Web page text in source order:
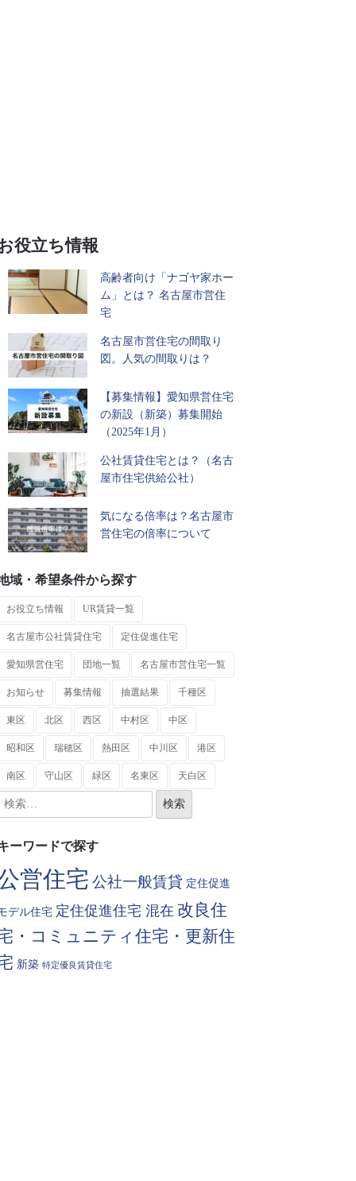
役立ち情報
高齢者向け「ナゴヤ家ホー
ム」とは？ 名古屋市営住
宅
名古屋市営住宅の間取り
図。人気の間取りは？
【募集情報】愛知県営住宅
の新設（新築）募集開始
（2025年1月）
公社賃貸住宅とは？（名古
屋市住宅供給公社）
気になる倍率は？名古屋市
営住宅の倍率について
域・希望条件から探す
お役立ち情報 UR賃貸一覧
名古屋市公社賃貸住宅 定住促進住宅
愛知県営住宅 団地一覧 名古屋市営住宅一覧
お知らせ 募集情報 抽選結果 千種区
東区 北区 西区 中村区 中区
昭和区 瑞穂区 熱田区 中川区 港区
南区 守山区 緑区 名東区 天白区
ーワードで探す
営住宅 公社一般賃貸 定住促進
デル住宅 定住促進住宅 混在 改良住
・コミュニティ住宅・更新住
新築 特定優良賃貸住宅